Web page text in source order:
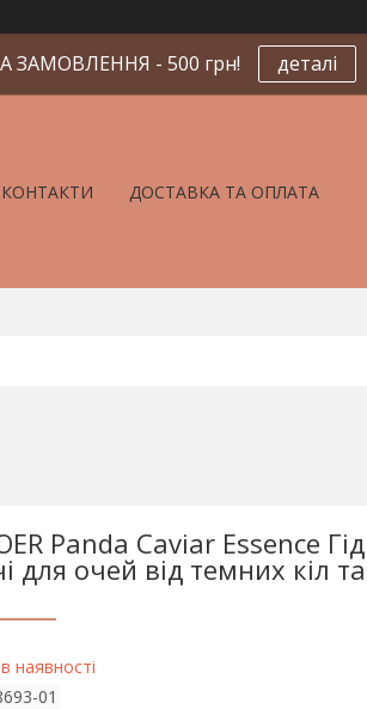
ЗАМОВЛЕННЯ - 500 грн! деталі
КОНТАКТИ ДОСТАВКА ТА ОПЛАТА
Panda Caviar Essence
для очей від темних кіл
наявності
01